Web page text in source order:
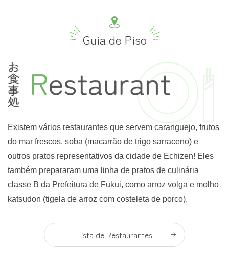
Guia de Piso
Existem vários restaurantes que servem caranguejo, frutos
do mar frescos, soba (macarrão de trigo sarraceno) e
outros pratos representativos da cidade de Echizen! Eles
também prepararam uma linha de pratos de culinária
classe B da Prefeitura de Fukui, como arroz volga e molho
katsudon (tigela de arroz com costeleta de porco).
Lista de Restaurantes